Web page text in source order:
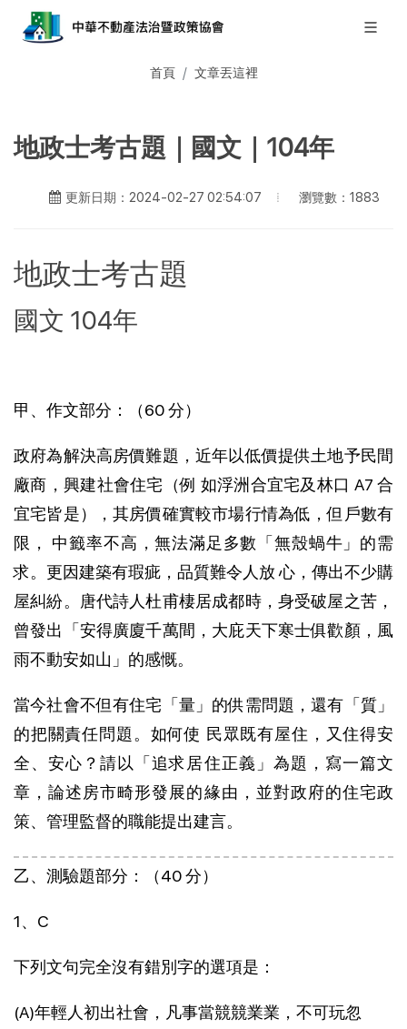
首頁 文章丟這裡
地政士考古題｜國文｜104年
更新日期：2024-02-27 02:54:07 瀏覽數：1883
地政士考古題
國文 104年
甲、作文部分：（60 分）
政府為解決高房價難題，近年以低價提供土地予民間
廠商，興建社會住宅（例 如浮洲合宜宅及林口 A7 合
宜宅皆是），其房價確實較市場行情為低，但戶數有
限， 中籤率不高，無法滿足多數「無殼蝸牛」的需
求。更因建築有瑕疵，品質難令人放 心，傳出不少購
屋糾紛。唐代詩人杜甫棲居成都時，身受破屋之苦，
曾發出「安得廣廈千萬間，大庇天下寒士俱歡顏，風
雨不動安如山」的感慨。
當今社會不但有住宅「量」的供需問題，還有「質」
的把關責任問題。如何使 民眾既有屋住，又住得安
全、安心？請以「追求居住正義」為題，寫一篇文
章，論述房市畸形發展的緣由，並對政府的住宅政
策、管理監督的職能提出建言。
乙、測驗題部分：（40 分）
1、C
下列文句完全沒有錯別字的選項是：
(A)年輕人初出社會，凡事當競競業業，不可玩忽